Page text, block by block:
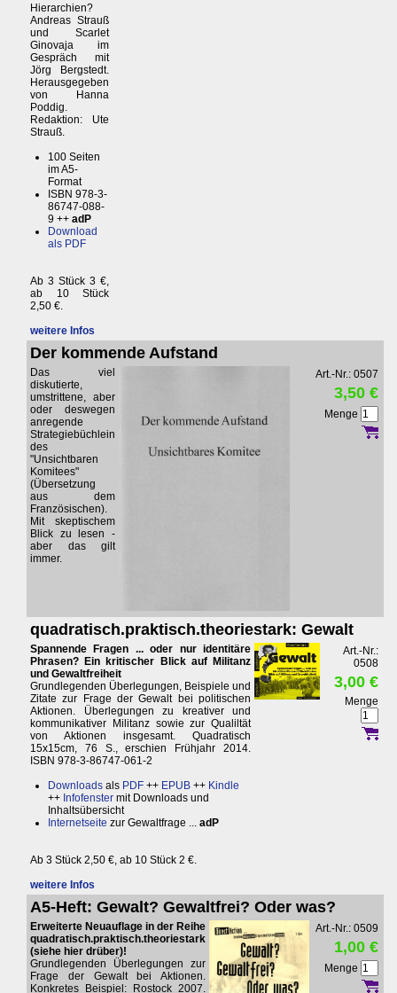
Hierarchien?
Andreas Strauß
und Scarlet
Ginovaja im
Gespräch mit
Jörg Bergstedt.
Herausgegeben
von Hanna
Poddig.
Redaktion: Ute
Strauß.
100 Seiten
im A5-
Format
ISBN 978-3-
86747-088-
9 ++ adP
Download
als PDF
Ab 3 Stück 3 €,
ab 10 Stück
2,50 €.
weitere Infos
Der kommende Aufstand
Das viel
diskutierte,
umstrittene, aber
oder deswegen
anregende
Strategiebüchlein
des
"Unsichtbaren
Komitees"
(Übersetzung
aus dem
Französischen).
Mit skeptischem
Blick zu lesen -
aber das gilt
immer.
Art.-Nr.: 0507
3,50 €
Menge
quadratisch.praktisch.theoriestark: Gewalt
Spannende Fragen ... oder nur identitäre
Phrasen? Ein kritischer Blick auf Militanz
und Gewaltfreiheit
Grundlegenden Überlegungen, Beispiele und
Zitate zur Frage der Gewalt bei politischen
Aktionen. Überlegungen zu kreativer und
kommunikativer Militanz sowie zur Qualiltät
von Aktionen insgesamt. Quadratisch
15x15cm, 76 S., erschien Frühjahr 2014.
ISBN 978-3-86747-061-2
Downloads als PDF ++ EPUB ++ Kindle
++ Infofenster mit Downloads und
Inhaltsübersicht
Internetseite zur Gewaltfrage ... adP
Ab 3 Stück 2,50 €, ab 10 Stück 2 €.
weitere Infos
Art.-Nr.:
0508
3,00 €
Menge
A5-Heft: Gewalt? Gewaltfrei? Oder was?
Erweiterte Neuauflage in der Reihe
quadratisch.praktisch.theoriestark
(siehe hier drüber)!
Grundlegenden Überlegungen zur
Frage der Gewalt bei Aktionen.
Konkretes Beispiel: Rostock 2007.
Art.-Nr.: 0509
1,00 €
Menge